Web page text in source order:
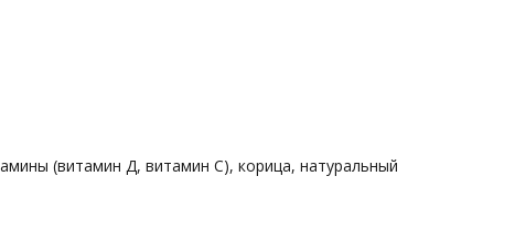
(витамин Д, витамин С), корица, натуральный